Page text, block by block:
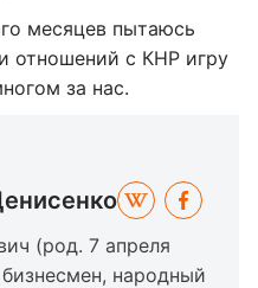
месяцев пытаюсь
отношений с КНР игру
за нас.
(род. 7 апреля
народный